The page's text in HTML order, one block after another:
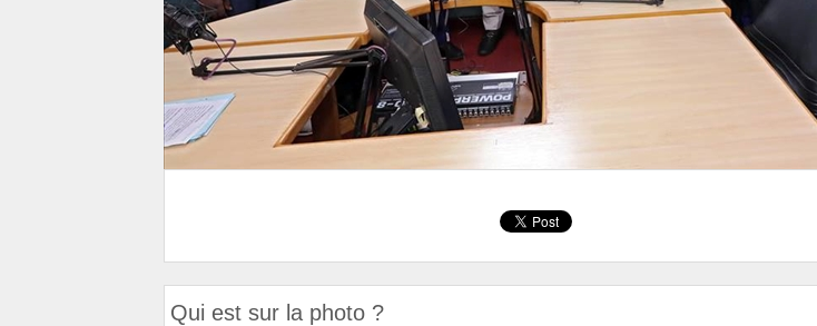
Qui est sur la photo ?